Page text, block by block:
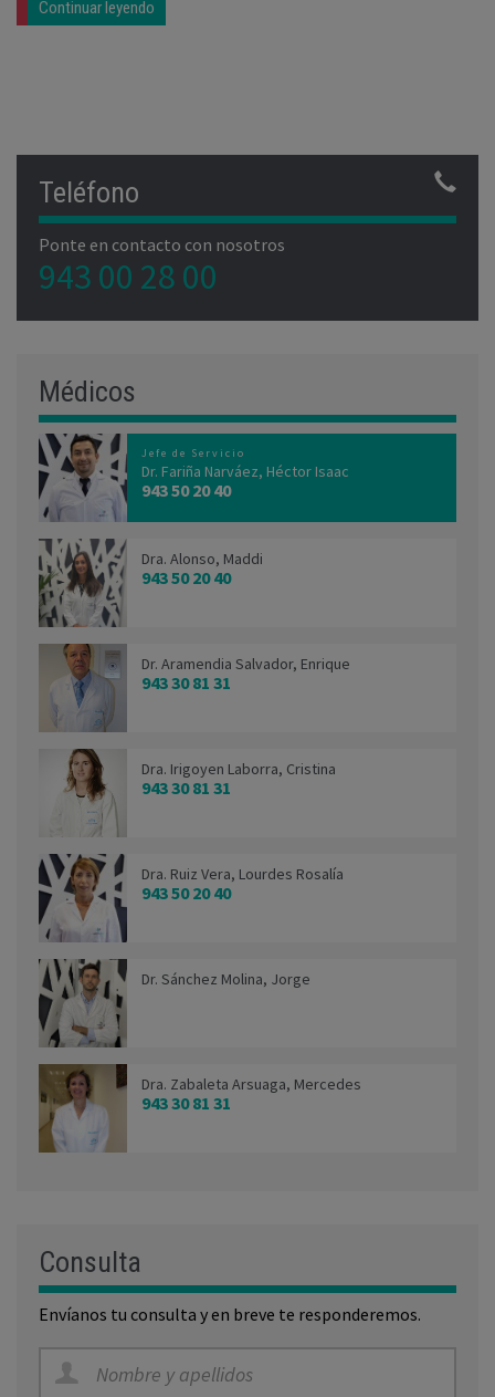
Continuar leyendo
Teléfono
Ponte en contacto con nosotros
943 00 28 00
Médicos
Jefe de Servicio
Dr. Fariña Narváez, Héctor Isaac
943 50 20 40
Dra. Alonso, Maddi
943 50 20 40
Dr. Aramendia Salvador, Enrique
943 30 81 31
Dra. Irigoyen Laborra, Cristina
943 30 81 31
Dra. Ruiz Vera, Lourdes Rosalía
943 50 20 40
Dr. Sánchez Molina, Jorge
Dra. Zabaleta Arsuaga, Mercedes
943 30 81 31
Consulta
Envíanos tu consulta y en breve te responderemos.